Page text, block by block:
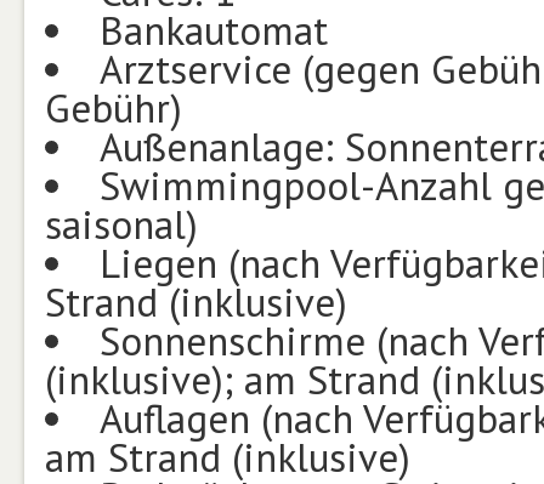
Bankautomat
Arztservice (gegen
Gebühr)
Außenanlage:
Swimmingpool-Anzahl
saisonal)
Liegen (nach
Strand (inklusive)
Sonnenschirme (nach
(inklusive); am Strand
Auflagen (nach
am Strand (inklusive)